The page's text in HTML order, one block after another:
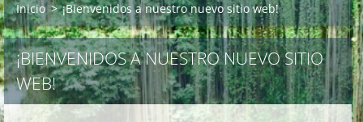
Inicio > ¡Bienvenidos a nuestro nuevo sitio web!
¡BIENVENIDOS A NUESTRO NUEVO SITIO
WEB!